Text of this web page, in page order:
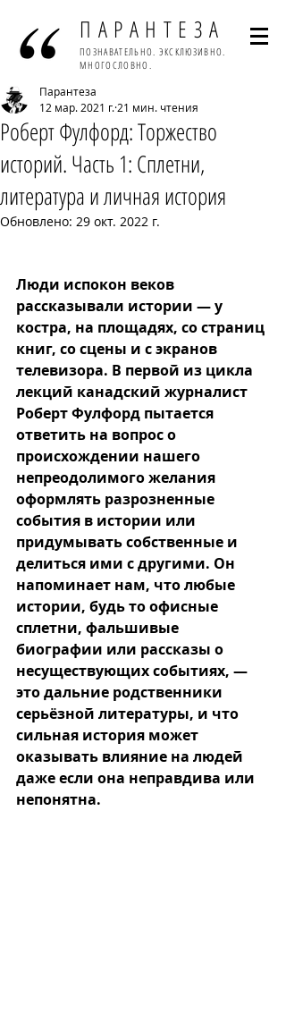
ПАРАНТЕЗА
ПОЗНАВАТЕЛЬНО. ЭКСКЛЮЗИВНО.
МНОГОСЛОВНО.
Роберт Фулфорд: Торжество
историй. Часть 1: Сплетни,
литература и личная история
Парантеза
12 мар. 2021 г. 21 мин. чтения
Обновлено: 29 окт. 2022 г.
Люди испокон веков
рассказывали истории — у
костра, на площадях, со страниц
книг, со сцены и с экранов
телевизора. В первой из цикла
лекций канадский журналист
Роберт Фулфорд пытается
ответить на вопрос о
происхождении нашего
непреодолимого желания
оформлять разрозненные
события в истории или
придумывать собственные и
делиться ими с другими. Он
напоминает нам, что любые
истории, будь то офисные
сплетни, фальшивые
биографии или рассказы о
несуществующих событиях, —
это дальние родственники
серьёзной литературы, и что
сильная история может
оказывать влияние на людей
даже если она неправдива или
непонятна.